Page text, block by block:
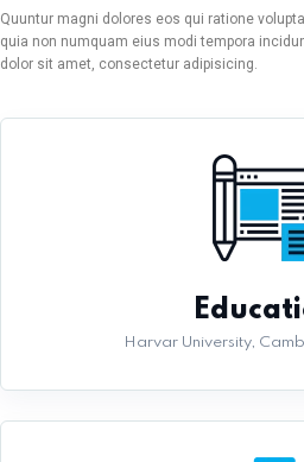
Quuntur magni dolores eos qui ratione
quia non numquam eius modi tempora
dolor sit amet, consectetur adipisicing.
Harvar University,